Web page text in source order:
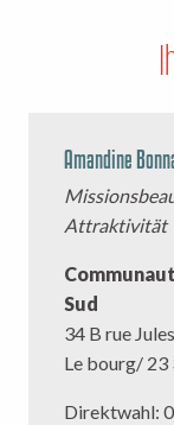
Amandine
Attraktivität
Sud
34 B rue
Le bourg/ 23
Direktwahl: